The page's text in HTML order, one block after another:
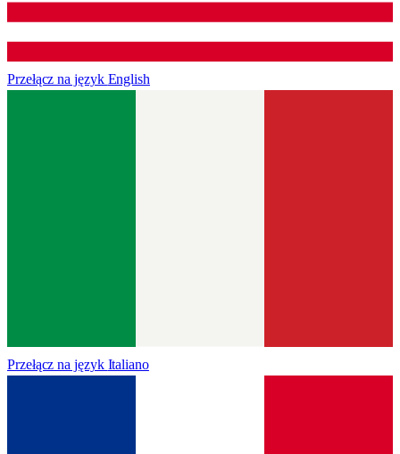
Przełącz na język English
Przełącz na język Italiano